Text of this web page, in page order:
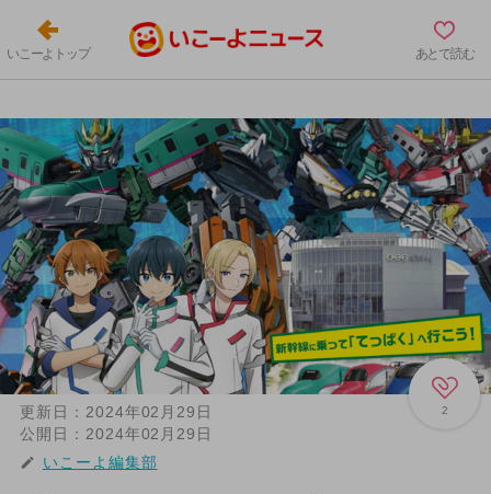
いこーよトップ あとで読む
2
更新日： 2024年02月29日
公開日： 2024年02月29日
いこーよ編集部